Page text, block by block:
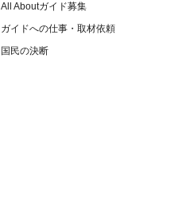
All Aboutガイド募集
ガイドへの仕事・取材依頼
国民の決断